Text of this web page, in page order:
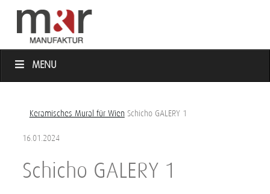
MENU
Keramisches Mural für Wien Schicho GALERY 1
16.01.2024
Schicho GALERY 1